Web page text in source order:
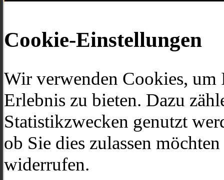
Cookie-Einstellungen
Wir verwenden Cookies, um
Erlebnis zu bieten. Dazu
Statistikzwecken genutzt
ob Sie dies zulassen
widerrufen.